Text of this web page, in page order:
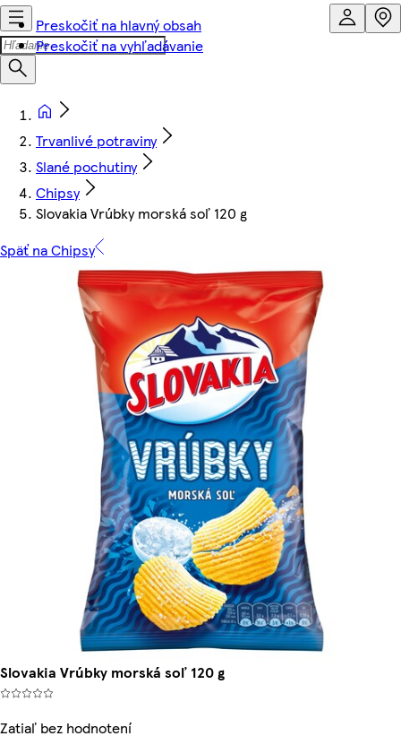
Preskočiť na hlavný obsah
Preskočiť na vyhľadávanie
Trvanlivé potraviny
Slané pochutiny
Chipsy
Slovakia Vrúbky morská soľ 120 g
Späť na Chipsy
Slovakia Vrúbky morská soľ 120 g
Zatiaľ bez hodnotení